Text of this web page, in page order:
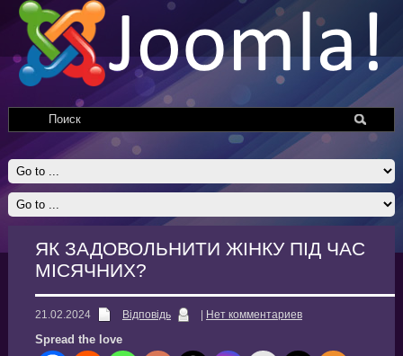
ЯК ЗАДОВОЛЬНИТИ ЖІНКУ ПІД ЧАС
МІСЯЧНИХ?
21.02.2024 Відповідь Нет комментариев
Spread the love